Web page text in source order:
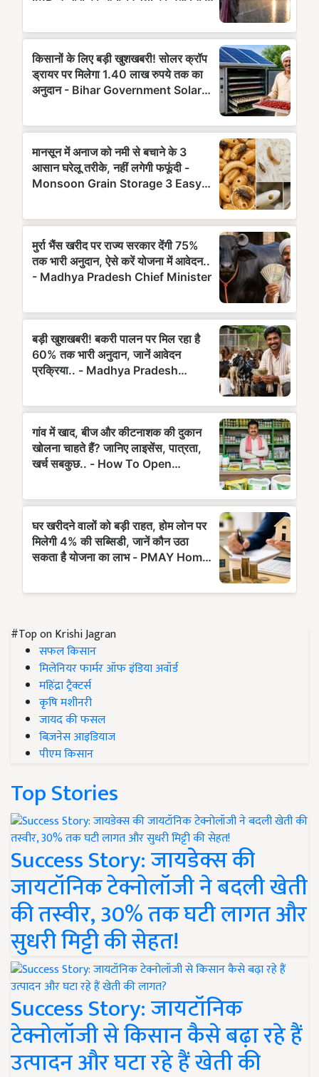
#Top on Krishi Jagran
सफल किसान
मिलेनियर फार्मर ऑफ इंडिया अवॉर्ड
महिंद्रा ट्रैक्टर्स
कृषि मशीनरी
जायद की फसल
बिज़नेस आइडियाज
पीएम किसान
Top Stories
Success Story: जायडेक्स की
जायटॉनिक टेक्नोलॉजी ने बदली खेती
की तस्वीर, 30% तक घटी लागत और
सुधरी मिट्टी की सेहत!
Success Story: जायटॉनिक
टेक्नोलॉजी से किसान कैसे बढ़ा रहे हैं
उत्पादन और घटा रहे हैं खेती की